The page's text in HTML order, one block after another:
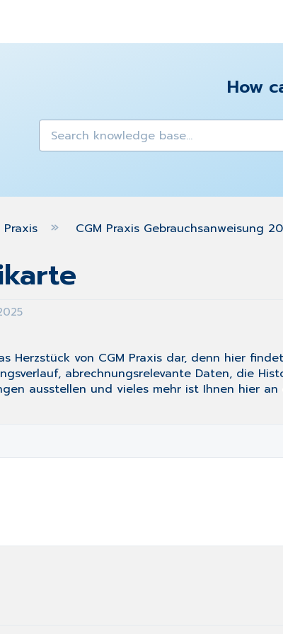
How
global hierarchy
Praxis CGM Praxis Gebrauchsanweisung
Herzstück von CGM Praxis dar, denn hier
abrechnungsrelevante Daten, die
ausstellen und vieles mehr ist Ihnen hier